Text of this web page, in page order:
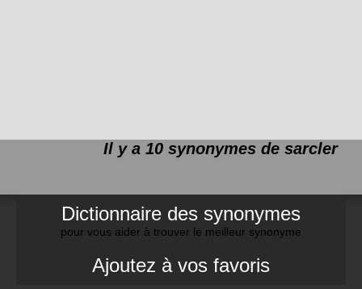
Il y a 10 synonymes de sarcler
Dictionnaire des synonymes
pour vous aider à trouver le meilleur synonyme
Ajoutez à vos favoris